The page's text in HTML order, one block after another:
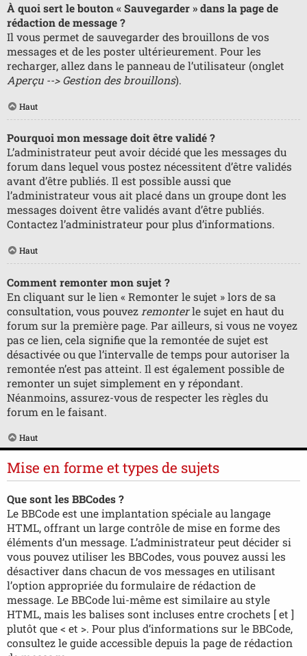
À quoi sert le bouton « Sauvegarder » dans la page de
rédaction de message ?
Il vous permet de sauvegarder des brouillons de vos
messages et de les poster ultérieurement. Pour les
recharger, allez dans le panneau de l’utilisateur (onglet
Aperçu --> Gestion des brouillons).
Haut
Pourquoi mon message doit être validé ?
L’administrateur peut avoir décidé que les messages du
forum dans lequel vous postez nécessitent d’être validés
avant d’être publiés. Il est possible aussi que
l’administrateur vous ait placé dans un groupe dont les
messages doivent être validés avant d’être publiés.
Contactez l’administrateur pour plus d’informations.
Haut
Comment remonter mon sujet ?
En cliquant sur le lien « Remonter le sujet » lors de sa
consultation, vous pouvez remonterle sujet en haut du
forum sur la première page. Par ailleurs, si vous ne voyez
pas ce lien, cela signifie que la remontée de sujet est
désactivée ou que l’intervalle de temps pour autoriser la
remontée n’est pas atteint. Il est également possible de
remonter un sujet simplement en y répondant.
Néanmoins, assurez-vous de respecter les règles du
forum en le faisant.
Haut
Mise en forme et types de sujets
Que sont les BBCodes ?
Le BBCode est une implantation spéciale au langage
HTML, offrant un large contrôle de mise en forme des
éléments d’un message. L’administrateur peut décider si
vous pouvez utiliser les BBCodes, vous pouvez aussi les
désactiver dans chacun de vos messages en utilisant
l’option appropriée du formulaire de rédaction de
message. Le BBCode lui-même est similaire au style
HTML, mais les balises sont incluses entre crochets [ et ]
plutôt que < et >. Pour plus d’informations sur le BBCode,
consultez le guide accessible depuis la page de rédaction